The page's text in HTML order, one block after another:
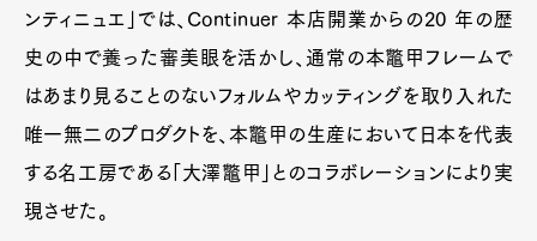
ンティニュエ」では、Continuer 本店開業からの20 年の歴
史の中で養った審美眼を活かし、通常の本鼈甲フレームで
はあまり見ることのないフォルムやカッティングを取り入れた
唯一無二のプロダクトを、本鼈甲の生産において日本を代表
する名工房である「大澤鼈甲」とのコラボレーションにより実
現させた。